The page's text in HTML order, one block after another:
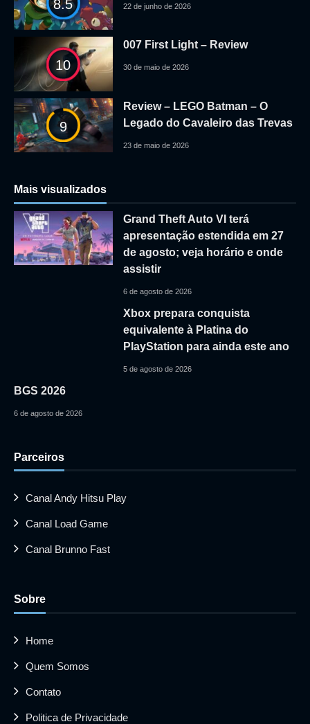
8.5 22 de junho de 2026
10
007 First Light – Review
30 de maio de 2026
9
Review – LEGO Batman – O
Legado do Cavaleiro das Trevas
23 de maio de 2026
Mais visualizados
Grand Theft Auto VI terá
apresentação estendida em 27
de agosto; veja horário e onde
assistir
6 de agosto de 2026
Xbox prepara conquista
equivalente à Platina do
PlayStation para ainda este ano
5 de agosto de 2026
BGS 2026
6 de agosto de 2026
Parceiros
Canal Andy Hitsu Play
Canal Load Game
Canal Brunno Fast
Sobre
Home
Quem Somos
Contato
Politica de Privacidade